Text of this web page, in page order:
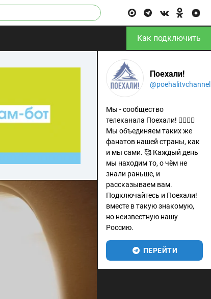
Как подключить
Поехали!
@poehalitvchannel
Мы - сообщество
телеканала Поехали! 🙋‍♂️🙋‍♀️
Мы объединяем таких же
фанатов нашей страны, как
и мы сами. 🥰 Каждый день
мы находим то, о чём не
знали раньше, и
рассказываем вам.
Подключайтесь и Поехали!
вместе в такую знакомую,
но неизвестную нашу
Россию.
ПЕРЕЙТИ